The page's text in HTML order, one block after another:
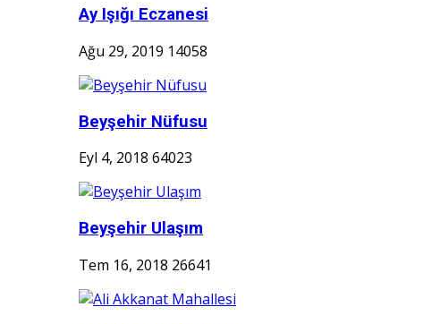
Ay Işığı Eczanesi
Ağu 29, 2019 14058
Beyşehir Nüfusu
Eyl 4, 2018 64023
Beyşehir Ulaşım
Tem 16, 2018 26641